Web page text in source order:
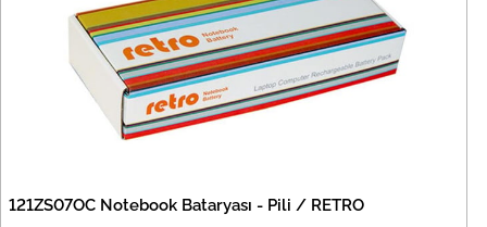
121ZS07OC Notebook Bataryası - Pili / RETRO